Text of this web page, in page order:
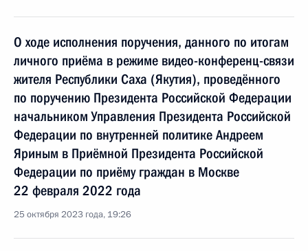
О ходе исполнения поручения, данного по итогам
личного приёма в режиме видео-конференц-связи
жителя Республики Саха (Якутия), проведённого
по поручению Президента Российской Федерации
начальником Управления Президента Российской
Федерации по внутренней политике Андреем
Яриным в Приёмной Президента Российской
Федерации по приёму граждан в Москве
22 февраля 2022 года
25 октября 2023 года, 19:26